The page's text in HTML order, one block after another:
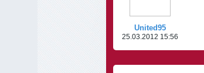
United95
25.03.2012 15:56